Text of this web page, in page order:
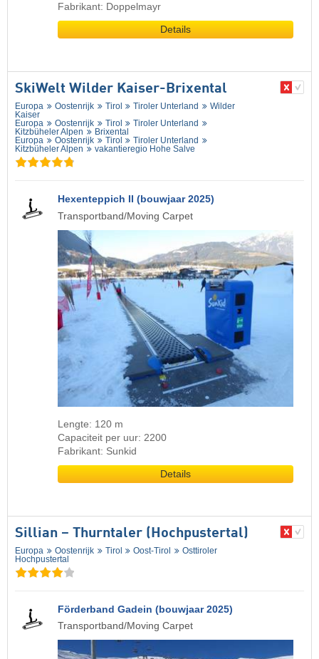
Fabrikant: Doppelmayr
Details
SkiWelt Wilder Kaiser-Brixental
Europa Oostenrijk Tirol Tiroler Unterland
Wilder
Kaiser
Europa
Oostenrijk Tirol
Tiroler Unterland
Kitzbüheler Alpen
Brixental
Europa
Oostenrijk Tirol
Tiroler Unterland
Kitzbüheler Alpen
vakantieregio Hohe Salve
Hexenteppich II (bouwjaar 2025)
Transportband/Moving Carpet
Lengte: 120 m
Capaciteit per uur: 2200
Fabrikant: Sunkid
Details
Sillian – Thurntaler (Hochpustertal)
Europa Oostenrijk Tirol Oost-Tirol
Osttiroler
Hochpustertal
Förderband Gadein (bouwjaar 2025)
Transportband/Moving Carpet